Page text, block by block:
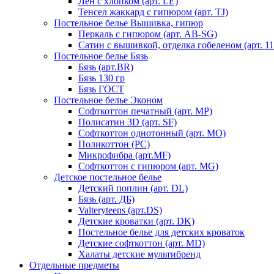
Тенсел жаккард с гипюром (арт. TJ)
Постельное белье Вышивка, гипюр
Перкаль с гипюром (арт. AB-SG)
Сатин с вышивкой, отделка гобеленом (арт.
Постельное белье Бязь
Бязь (арт.BR)
Бязь 130 гр
Бязь ГОСТ
Постельное белье Эконом
Софткоттон печатный (арт. MР)
Полисатин 3D (арт. SF)
Софткоттон однотонный (арт. MO)
Поликоттон (PC)
Микрофибра (арт.MF)
Софткоттон с гипюром (арт. MG)
Детское постельное белье
Детский поплин (арт. DL)
Бязь (арт. ДБ)
Valteryteens (арт.DS)
Детские кроватки (арт. DK)
Постельное белье для детских кроваток
Детские софткоттон (арт. MD)
Халаты детские мультибренд
Отдельные предметы